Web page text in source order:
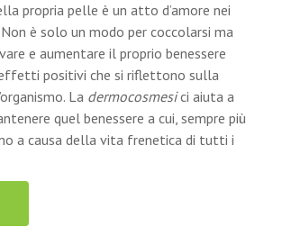
propria pelle è un atto d’amore nei
è solo un modo per coccolarsi ma
e aumentare il proprio benessere
positivi che si riflettono sulla
La dermocosmesici aiuta a
quel benessere a cui, sempre più
a causa della vita frenetica di tutti i